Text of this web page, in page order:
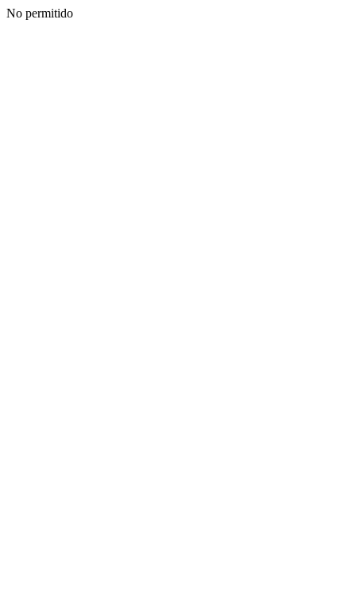
No permitido